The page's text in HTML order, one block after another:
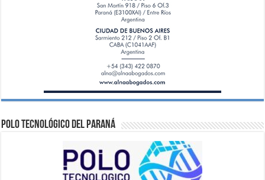
Polo Tecnológico del Paraná